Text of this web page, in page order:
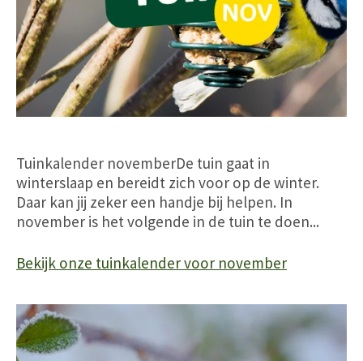
Tuinkalender novemberDe tuin gaat in
winterslaap en bereidt zich voor op de winter.
Daar kan jij zeker een handje bij helpen. In
november is het volgende in de tuin te doen...
Bekijk onze tuinkalender voor november